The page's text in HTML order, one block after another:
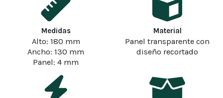
Medidas
Alto: 180 mm
Ancho: 130 mm
Panel: 4 mm
Material
Panel transparente con
diseño recortado